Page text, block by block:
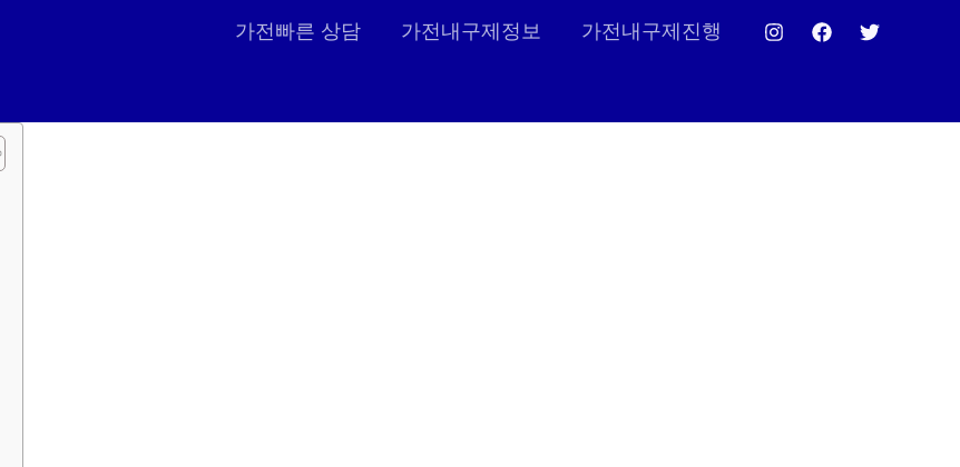
가전빠른 상담 가전내구제정보 가전내구제진행